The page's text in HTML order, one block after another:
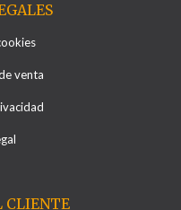
venta
CLIENTE